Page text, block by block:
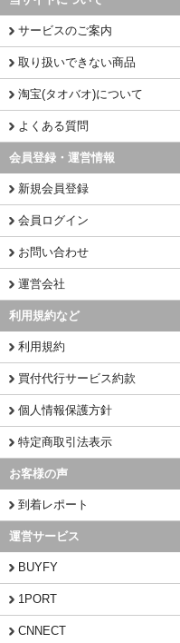
サービスのご案内
取り扱いできない商品
淘宝(タオバオ)について
よくある質問
会員登録・運営情報
新規会員登録
会員ログイン
お問い合わせ
運営会社
利用規約など
利用規約
買付代行サービス約款
個人情報保護方針
特定商取引法表示
お客様の声
到着レポート
運営サービス
BUYFY
1PORT
CNNECT